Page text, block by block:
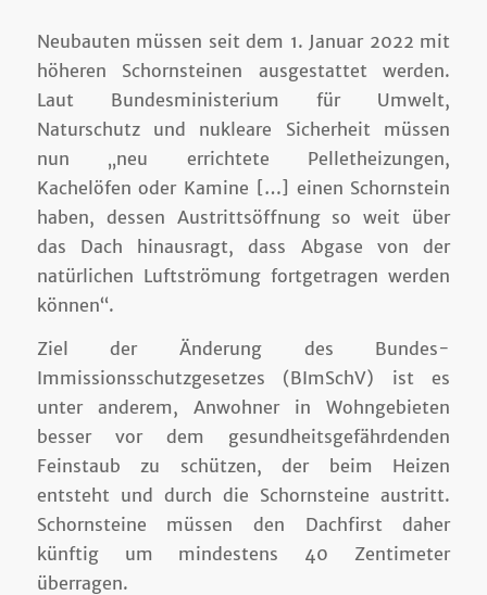
Neubauten müssen seit dem 1. Januar 2022 mit
höheren Schornsteinen ausgestattet werden.
Laut Bundesministerium für Umwelt,
Naturschutz und nukleare Sicherheit müssen
nun „neu errichtete Pelletheizungen,
Kachelöfen oder Kamine […] einen Schornstein
haben, dessen Austrittsöffnung so weit über
das Dach hinausragt, dass Abgase von der
natürlichen Luftströmung fortgetragen werden
können“.
Ziel der Änderung des Bundes-
Immissionsschutzgesetzes (BImSchV) ist es
unter anderem, Anwohner in Wohngebieten
besser vor dem gesundheitsgefährdenden
Feinstaub zu schützen, der beim Heizen
entsteht und durch die Schornsteine austritt.
Schornsteine müssen den Dachfirst daher
künftig um mindestens 40 Zentimeter
überragen.